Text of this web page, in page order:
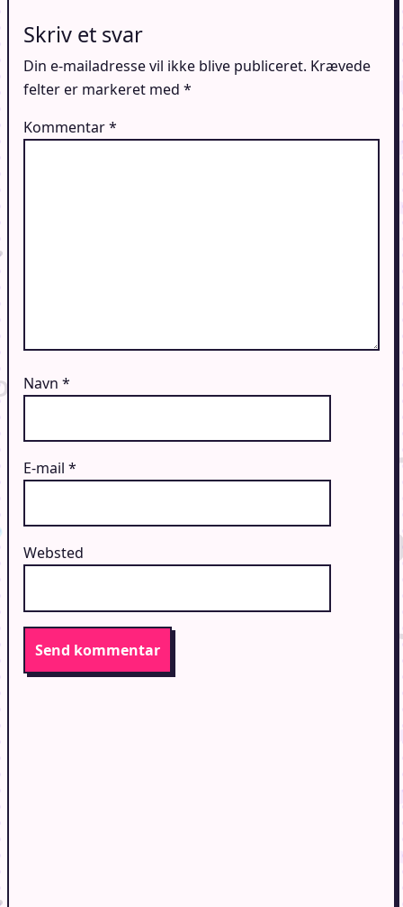
Skriv et svar
Din e-mailadresse vil ikke blive publiceret. Krævede
felter er markeret med *
Kommentar*
Navn *
E-mail *
Websted